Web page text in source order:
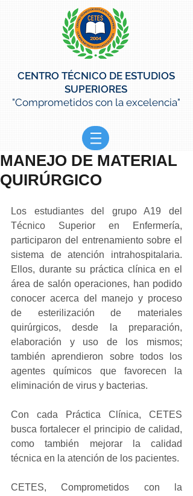
CENTRO TÉCNICO DE ESTUDIOS
SUPERIORES
"Comprometidos con la excelencia"
MANEJO DE MATERIAL
QUIRÚRGICO
Los estudiantes del grupo A19 del
Técnico Superior en Enfermería,
participaron del entrenamiento sobre el
sistema de atención intrahospitalaria.
Ellos, durante su práctica clínica en el
área de salón operaciones, han podido
conocer acerca del manejo y proceso
de esterilización de materiales
quirúrgicos, desde la preparación,
elaboración y uso de los mismos;
también aprendieron sobre todos los
agentes químicos que favorecen la
eliminación de virus y bacterias.
Con cada Práctica Clínica, CETES
busca fortalecer el principio de calidad,
como también mejorar la calidad
técnica en la atención de los pacientes.
CETES, Comprometidos con la